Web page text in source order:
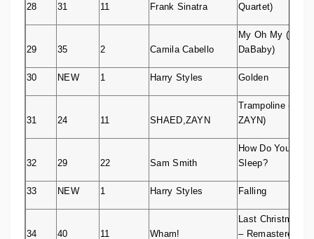
28 31 11 Frank Sinatra
Quartet)
29 35 2 Camila Cabello
My Oh My (feat.
DaBaby)
30 NEW 1 Harry Styles Golden
31 24 11 SHAED,ZAYN
Trampoline (with
ZAYN)
32 29 22 Sam Smith
How Do You
Sleep?
33 NEW 1 Harry Styles Falling
34 40 11 Wham!
Last Christmas
– Remastered